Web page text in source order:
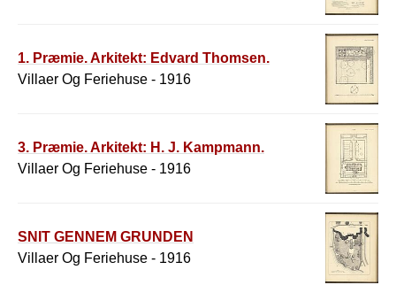
1. Præmie. Arkitekt: Edvard Thomsen.
Villaer Og Feriehuse - 1916
3. Præmie. Arkitekt: H. J. Kampmann.
Villaer Og Feriehuse - 1916
SNIT GENNEM GRUNDEN
Villaer Og Feriehuse - 1916